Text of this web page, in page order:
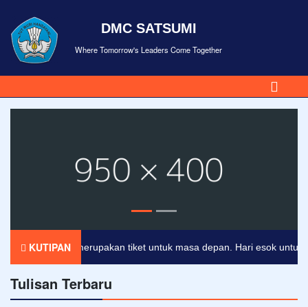
DMC SATSUMI
Where Tomorrow's Leaders Come Together
KUTIPAN
Pendidikan merupakan tiket untuk masa depan. Hari esok untuk
Tulisan Terbaru